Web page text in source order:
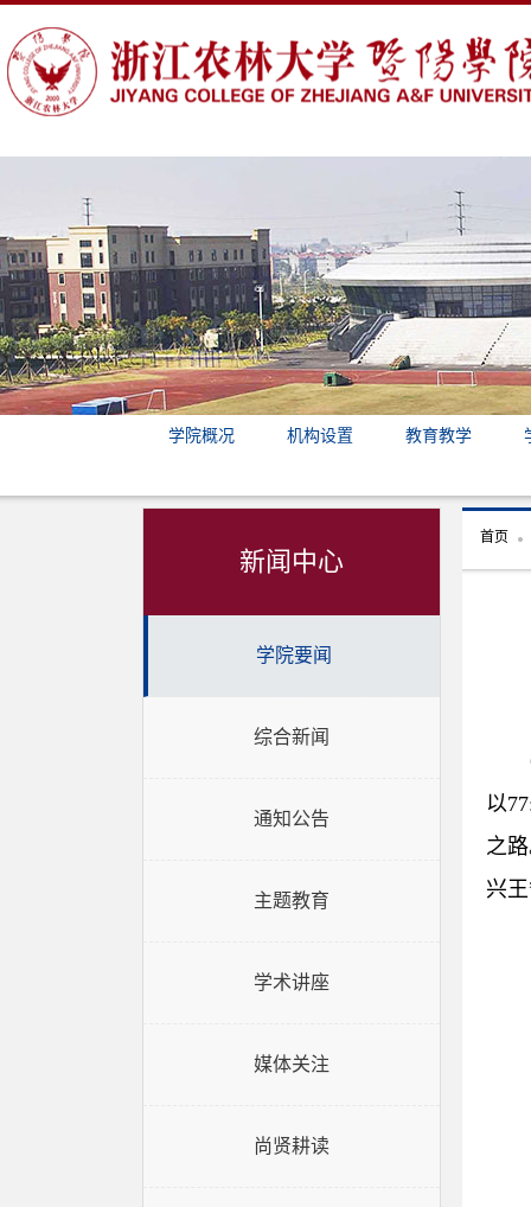
学院概况 机构设置 教育教学
新闻中心
学院要闻
综合新闻
通知公告
主题教育
学术讲座
媒体关注
尚贤耕读
首页
以
之
兴